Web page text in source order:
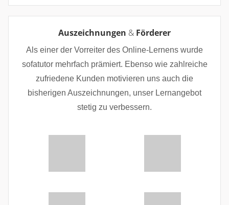
Auszeichnungen & Förderer
Als einer der Vorreiter des Online-Lernens wurde
sofatutor mehrfach prämiert. Ebenso wie zahlreiche
zufriedene Kunden motivieren uns auch die
bisherigen Auszeichnungen, unser Lernangebot
stetig zu verbessern.